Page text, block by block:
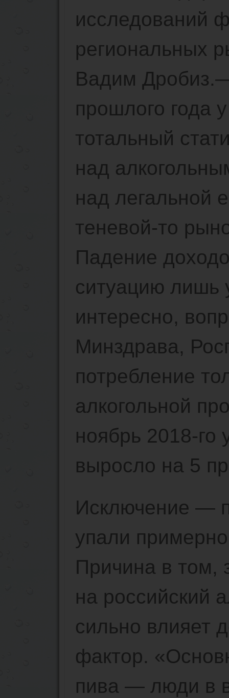
исследований
региональных
Вадим
прошлого года
тотальный
над
над легальной
теневой-то
Падение
ситуацию лишь
интересно,
Минздрава,
потребление
алкогольной
ноябрь 2018-го
выросло на 5
Исключение —
упали
Причина в том,
на российский
сильно влияет
фактор.
пива — люди в